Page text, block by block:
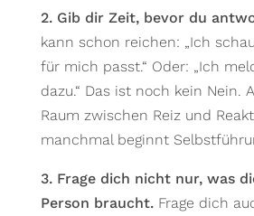
2. Gib dir Zeit, bevor du
kann schon reichen: „Ich
für mich passt.“ Oder: „Ich
dazu.“ Das ist noch kein Nein.
Raum zwischen Reiz und
manchmal beginnt
3. Frage dich nicht nur, was
Person braucht.Frage dich